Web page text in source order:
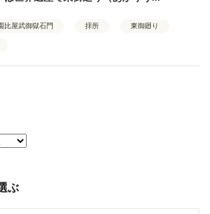
比屋武御獄石門 拝所 東御廻り
ぶ